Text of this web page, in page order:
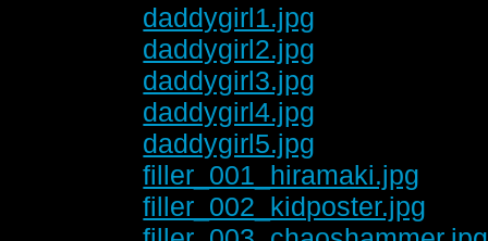
daddygirl1.jpg
daddygirl2.jpg
daddygirl3.jpg
daddygirl4.jpg
daddygirl5.jpg
filler_001_hiramaki.jpg
filler_002_kidposter.jpg